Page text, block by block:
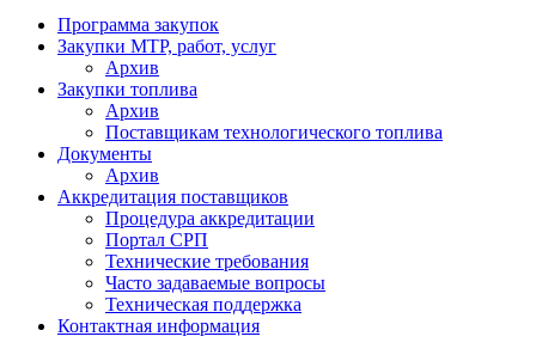
Программа закупок
Закупки МТР, работ, услуг
Архив
Закупки топлива
Архив
Поставщикам технологического топлива
Документы
Архив
Аккредитация поставщиков
Процедура аккредитации
Портал СРП
Технические требования
Часто задаваемые вопросы
Техническая поддержка
Контактная информация